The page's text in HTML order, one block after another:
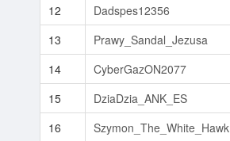
12
Dadspes12356
13
Prawy_Sandal_Jezusa
14
CyberGazON2077
15
DziaDzia_ANK_ES
16
Szymon_The_White_Hawk